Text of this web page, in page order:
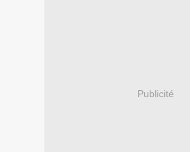
Publicité